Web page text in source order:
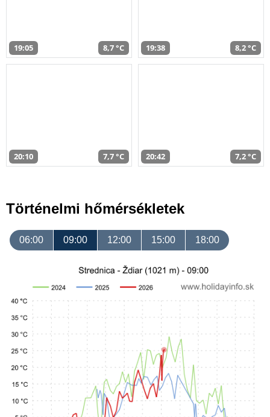
19:05 8,7 °C 19:38 8,2 °C
20:10 7,7 °C 20:42 7,2 °C
Történelmi hőmérsékletek
06:00 09:00 12:00 15:00 18:00